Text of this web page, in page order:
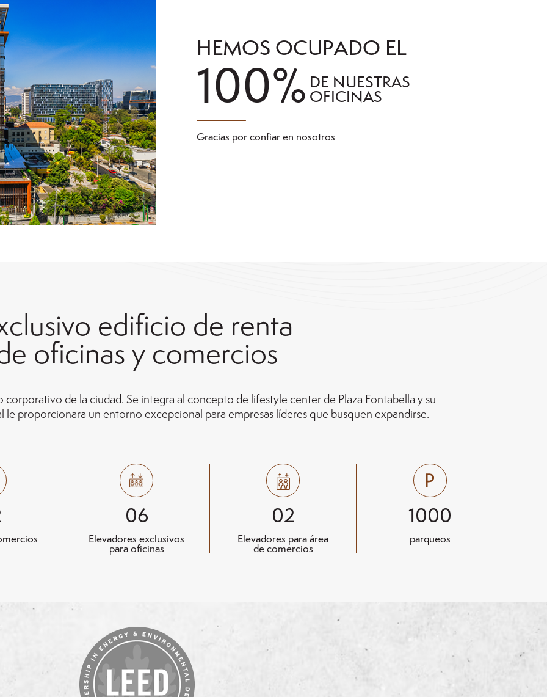
HEMOS OCUPADO EL
100% DE NUESTRAS
OFICINAS
Gracias por confiar en nosotros
edificio de renta
oficinas y comercios
de la ciudad. Se integra al concepto de lifestyle center de Plaza Fontabella y su
le proporcionara un entorno excepcional para empresas líderes que busquen expandirse.
06
Elevadores exclusivos
para oficinas
02
Elevadores para área
de comercios
1000
parqueos